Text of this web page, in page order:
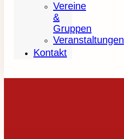
Vereine
&
Gruppen
Veranstaltungen
Kontakt